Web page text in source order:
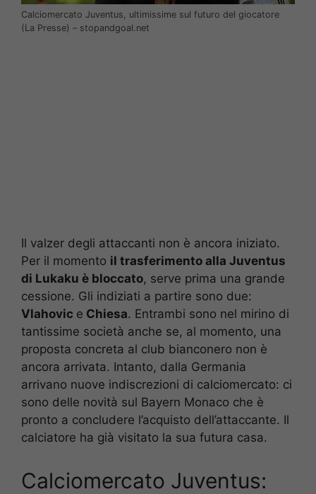
Calciomercato Juventus, ultimissime sul futuro del giocatore
(La Presse) – stopandgoal.net
Il valzer degli attaccanti non è ancora iniziato.
Per il momento il trasferimento alla Juventus
di Lukaku è bloccato, serve prima una grande
cessione. Gli indiziati a partire sono due:
Vlahovic e Chiesa. Entrambi sono nel mirino di
tantissime società anche se, al momento, una
proposta concreta al club bianconero non è
ancora arrivata. Intanto, dalla Germania
arrivano nuove indiscrezioni di calciomercato: ci
sono delle novità sul Bayern Monaco che è
pronto a concludere l’acquisto dell’attaccante. Il
calciatore ha già visitato la sua futura casa.
Calciomercato Juventus: